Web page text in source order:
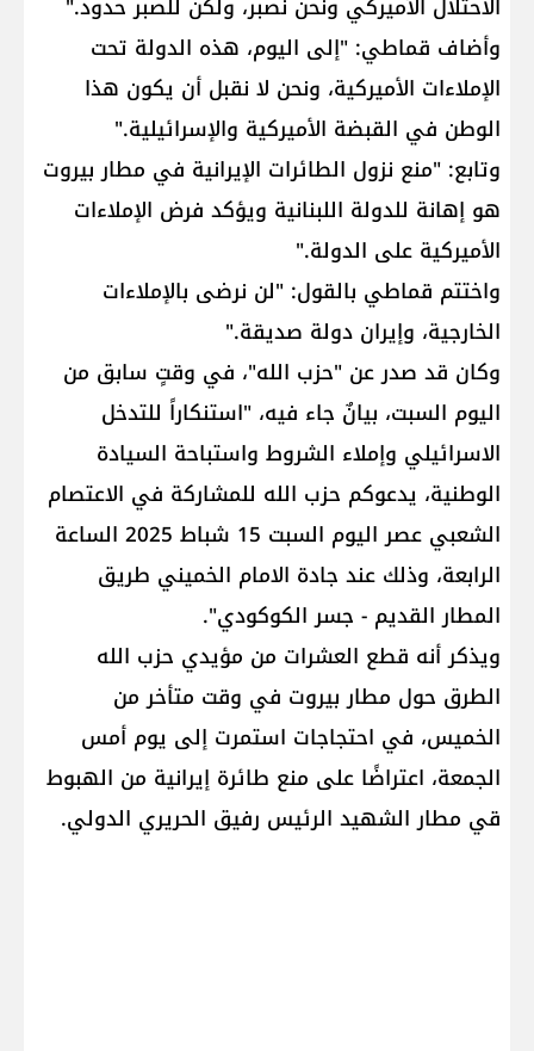
وأضاف قماطي: "إلى اليوم، هذه الدولة تحت
الإملاءات الأميركية، ونحن لا نقبل أن يكون هذا
الوطن في القبضة الأميركية والإسرائيلية."
وتابع: "منع نزول الطائرات الإيرانية في مطار بيروت
هو إهانة للدولة اللبنانية ويؤكد فرض الإملاءات
الأميركية على الدولة."
واختتم قماطي بالقول: "لن نرضى بالإملاءات
الخارجية، وإيران دولة صديقة."
وكان قد صدر عن "حزب الله"، في وقتٍ سابق من
اليوم السبت، بيانٌ جاء فيه، "استنكاراً للتدخل
الاسرائيلي وإملاء الشروط واستباحة السيادة
الوطنية، يدعوكم حزب الله للمشاركة في الاعتصام
الشعبي عصر اليوم السبت 15 شباط 2025 الساعة
الرابعة، وذلك عند جادة الامام الخميني طريق
المطار القديم - جسر الكوكودي".
ويذكر أنه قطع العشرات من مؤيدي حزب الله
الطرق حول مطار بيروت في وقت متأخر من
الخميس، في احتجاجات استمرت إلى يوم أمس
الجمعة، اعتراضًا على منع طائرة إيرانية من الهبوط
قي مطار الشهيد الرئيس رفيق الحريري الدولي.